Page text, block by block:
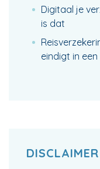
Digitaal je
is dat
eindigt in
DISCLAIMER